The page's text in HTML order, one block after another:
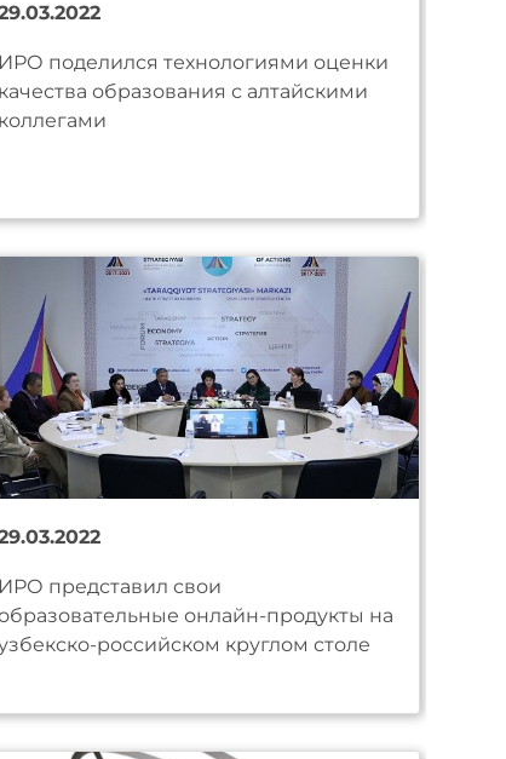
ИРО поделился технологиями оценки
качества образования с алтайскими
коллегами
ИРО представил свои
онлайн-продукты на
российском круглом столе